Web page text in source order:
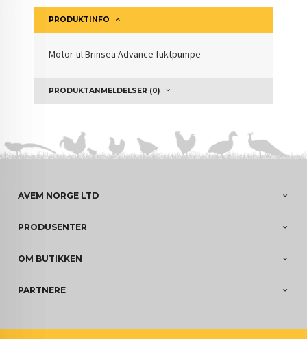
PRODUKTINFO
Motor til Brinsea Advance fuktpumpe
PRODUKTANMELDELSER (0)
AVEM NORGE LTD
PRODUSENTER
OM BUTIKKEN
PARTNERE